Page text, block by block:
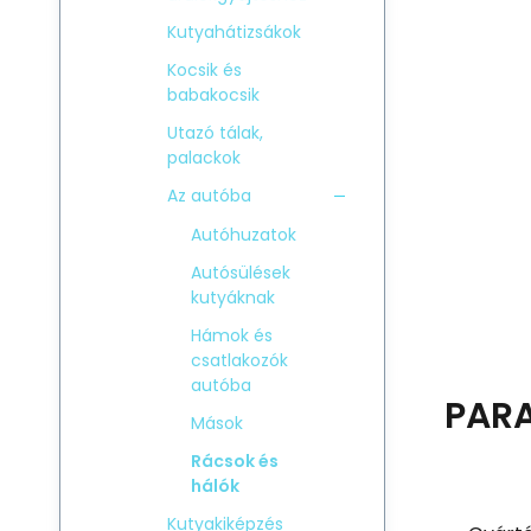
Kutyahátizsákok
Kocsik és
babakocsik
Utazó tálak,
palackok
Az autóba
Autóhuzatok
Autósülések
kutyáknak
Hámok és
csatlakozók
autóba
Mások
Rácsok és
hálók
Kutyakiképzés